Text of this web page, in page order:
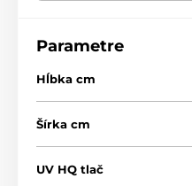
Parametre
Hĺbka cm
Šírka cm
UV HQ tlač